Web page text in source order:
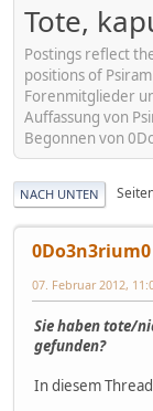
Tote,
Postings reflect
positions of
Forenmitglieder
Auffassung von
Begonnen von
NACH UNTEN
0Do3n3rium0
07. Februar 2012,
Sie haben tote/
gefunden?
In diesem